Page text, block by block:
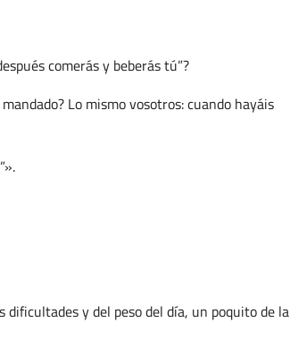
comerás y beberás tú”?
Lo mismo vosotros: cuando hayáis
dificultades y del peso del día, un poquito de la